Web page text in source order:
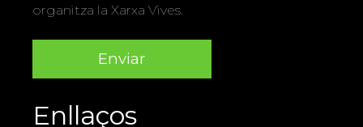
organitza la Xarxa Vives.
Enllaços